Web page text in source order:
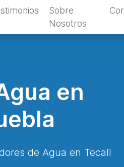
Sobre
Nosotros
en
de Agua en Tecali